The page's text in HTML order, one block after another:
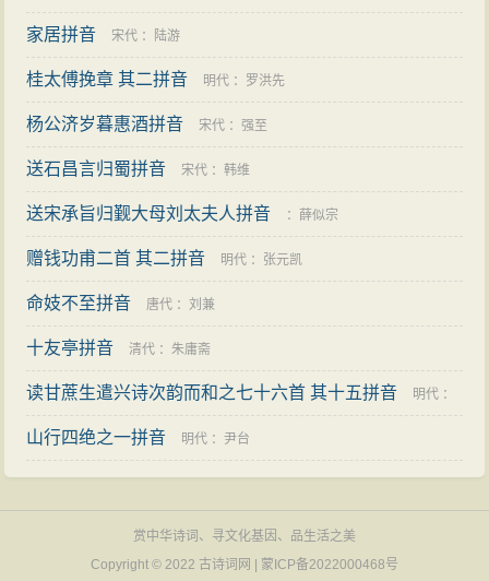
家居拼音 宋代 ： 陆游
桂太傅挽章 其二拼音 明代 ： 罗洪先
杨公济岁暮惠酒拼音 宋代 ：强至
送石昌言归蜀拼音 宋代 ：韩维
送宋承旨归觐大母刘太夫人拼音 ： 薛似宗
赠钱功甫二首 其二拼音 明代 ： 张元凯
命妓不至拼音 唐代 ：刘兼
十友亭拼音 清代 ：朱庸斋
读甘蔗生遣兴诗次韵而和之七十六首 其十五拼音 明代 ：
王夫之
山行四绝之一拼音 明代 ：尹台
赏中华诗词、寻文化基因、品生活之美
Copyright © 2022 古诗词网 蒙ICP备2022000468号